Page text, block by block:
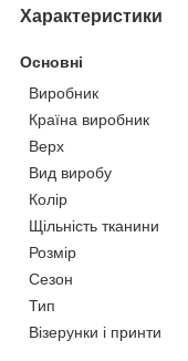
Характеристики
Основні
Виробник
Країна виробник
Верх
Вид виробу
Колір
Щільність тканини
Розмір
Сезон
Тип
Візерунки і принти